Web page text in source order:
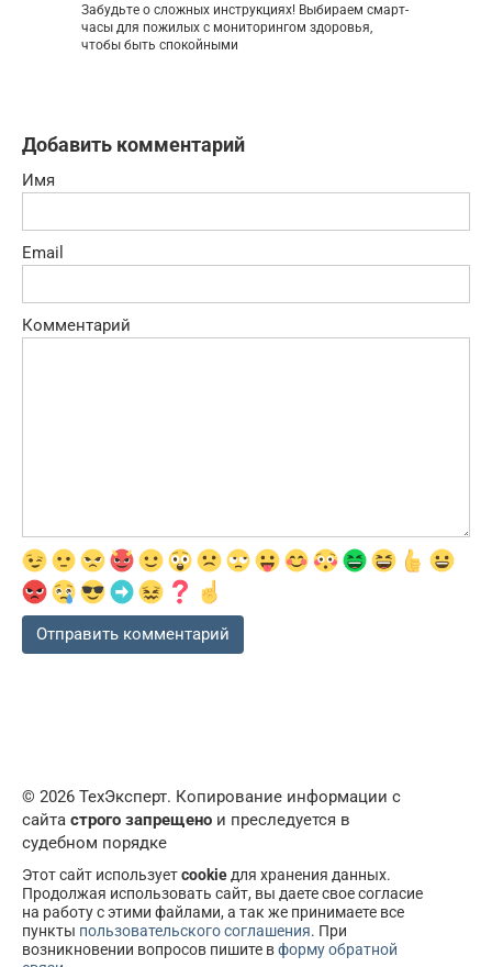
Забудьте о сложных инструкциях! Выбираем смарт-
часы для пожилых с мониторингом здоровья,
чтобы быть спокойными
Добавить комментарий
Имя
Email
Комментарий
© 2026 ТехЭксперт. Копирование информации с
сайта строго запрещено и преследуется в
судебном порядке
Этот сайт используетcookie для хранения данных.
Продолжая использовать сайт, вы даете свое согласие
на работу с этими файлами, а так же принимаете все
пункты пользовательского соглашения. При
возникновении вопросов пишите вформу обратной